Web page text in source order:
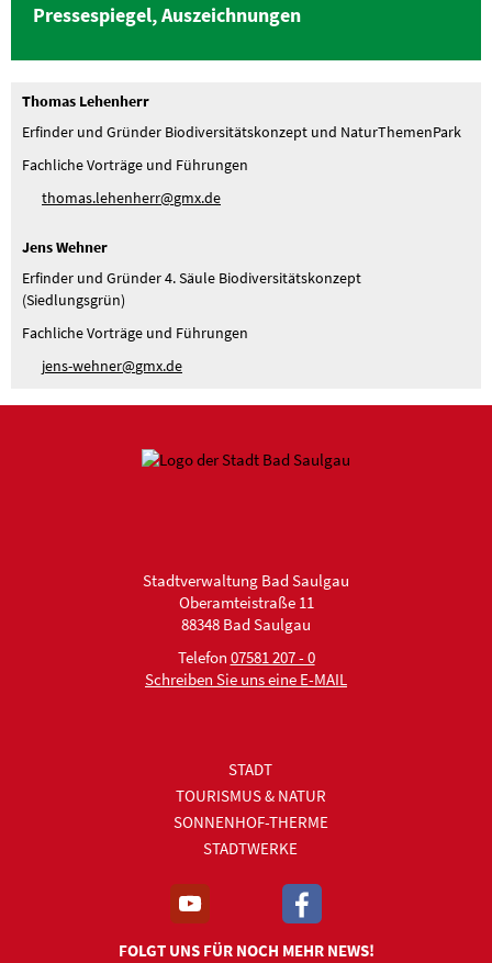
Pressespiegel, Auszeichnungen
Thomas Lehenherr
Erfinder und Gründer Biodiversitätskonzept und NaturThemenPark
Fachliche Vorträge und Führungen
th m s l h nh rr gmxd
Jens Wehner
Erfinder und Gründer 4. Säule Biodiversitätskonzept
(Siedlungsgrün)
Fachliche Vorträge und Führungen
j ns-w hn r gmxd
Stadtverwaltung Bad Saulgau
Oberamteistraße 11
88348 Bad Saulgau
Telefon 07581 207 - 0
Schreiben Sie uns eine E-MAIL
STADT
TOURISMUS & NATUR
SONNENHOF-THERME
STADTWERKE
FOLGT UNS FÜR NOCH MEHR NEWS!